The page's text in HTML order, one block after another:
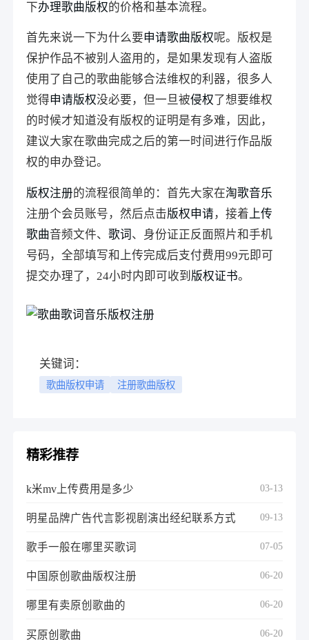
下办理歌曲版权的价格和基本流程。
首先来说一下为什么要申请歌曲版权呢。版权是
保护作品不被别人盗用的，是如果发现有人盗版
使用了自己的歌曲能够合法维权的利器，很多人
觉得申请版权没必要，但一旦被侵权 了想要维权
的时候才知道没有版权的证明是有多难，因此，
建议大家在歌曲完成之后的第一时间进行作品版
权的申办登记。
版权注册的流程很简单的：首先大家在淘歌音乐
注册个会员账号，然后点击版权申请 ，接着 上传
歌曲音频文件、歌词 、身份证正反面照片和手机
号码，全部填写和上传完成后支付费用99元即可
提交办理了，24小时内即可收到 版权证书。
关键词：
歌曲版权申请 注册歌曲版权
精彩推荐
k米mv上传费用是多少 03-13
明星品牌广告代言影视剧演出经纪联系方式 09-13
歌手一般在哪里买歌词 07-05
中国原创歌曲版权注册 06-20
哪里有卖原创歌曲的 06-20
买原创歌曲 06-20